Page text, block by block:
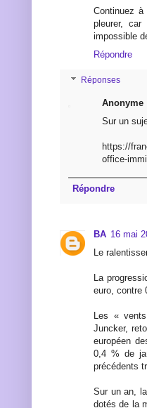
Continuez
pleurer,
impossible
Répondre
Réponses
Anonyme
Sur un
https://
office-
Répondre
BA 16 mai
Le
La
euro, contre
Les «
Juncker,
européen
0,4 % de
précédents
Sur un an,
dotés de la